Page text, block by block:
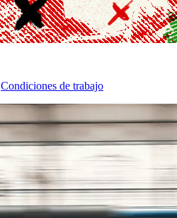
Condiciones de trabajo